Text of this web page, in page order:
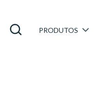
PRODUTOS